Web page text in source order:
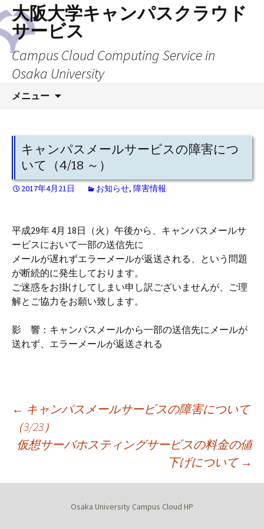
大阪大学キャンパスクラウド
サービス
Campus Cloud Computing Service in
Osaka University
メニュー
ツ
へ
ス
キ
キャンパスメールサービスの障害につ
いて（4/18 ～）
2017年4月21日 お知らせ, 障害情報
平成29年 4月 18日（火）午後から、キャンパスメールサ
ービスにおいて一部の送信先に
メールが遅れずエラーメールが返送される、という問題
が断続的に発生しております。
ご迷惑をお掛けしてしまい申し訳ございませんが、ご理
解とご協力をお願い致します。
影 響：キャンパスメールから一部の送信先にメールが
送れず、エラーメールが返送される
投
稿
ナ
← キャンパスメールサービスの障害について
（3/23）
仮想サーバホスティングサービスの料金の値
下げについて →
Osaka University Campus Cloud HP